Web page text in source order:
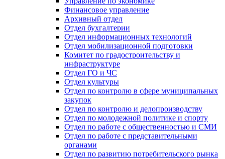
Финансовое управление
Архивный отдел
Отдел бухгалтерии
Отдел информационных технологий
Отдел мобилизационной подготовки
Комитет по градостроительству и
инфраструктуре
Отдел ГО и ЧС
Отдел культуры
Отдел по контролю в сфере муниципальных
закупок
Отдел по контролю и делопроизводству
Отдел по молодежной политике и спорту
Отдел по работе с общественностью и СМИ
Отдел по работе с представительными
органами
Отдел по развитию потребительского рынка